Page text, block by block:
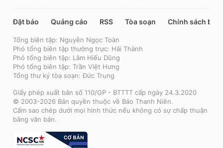
Đặt báo Quảng cáo RSS Tòa soạn Chính sách bảo
Tổng biên tập: Nguyễn Ngọc Toàn
Phó tổng biên tập thường trực: Hải Thành
Phó tổng biên tập: Lâm Hiếu Dũng
Phó tổng biên tập: Trần Việt Hưng
Tổng thư ký tòa soạn: Đức Trung
Giấy phép xuất bản số 110/GP - BTTTT cấp ngày 24.3.2020
© 2003-2026 Bản quyền thuộc về Báo Thanh Niên.
Cấm sao chép dưới mọi hình thức nếu không có sự chấp thuận
bằng văn bản.